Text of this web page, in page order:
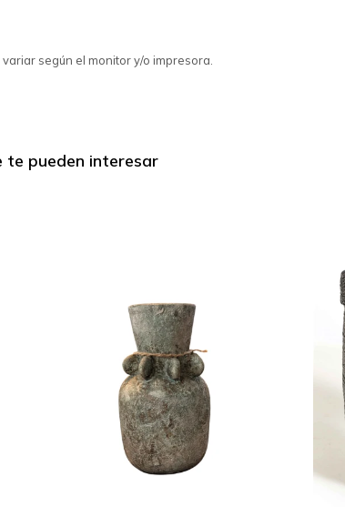
según el monitor y/o impresora.
te pueden interesar